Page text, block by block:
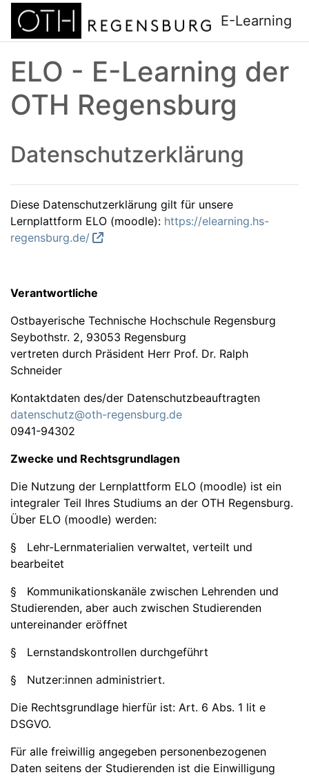
Zum Hauptinhalt
E-Learning
ELO - E-Learning der
OTH Regensburg
Datenschutzerklärung
Diese Datenschutzerklärung gilt für unsere
Lernplattform ELO (moodle): https://elearning.hs-
regensburg.de/
Verantwortliche
Ostbayerische Technische Hochschule Regensburg
Seybothstr. 2, 93053 Regensburg
vertreten durch Präsident Herr Prof. Dr. Ralph
Schneider
Kontaktdaten des/der Datenschutzbeauftragten
datenschutz@oth-regensburg.de
0941-94302
Zwecke und Rechtsgrundlagen
Die Nutzung der Lernplattform ELO (moodle) ist ein
integraler Teil Ihres Studiums an der OTH Regensburg.
Über ELO (moodle) werden:
§ Lehr-Lernmaterialien verwaltet, verteilt und
bearbeitet
§ Kommunikationskanäle zwischen Lehrenden und
Studierenden, aber auch zwischen Studierenden
untereinander eröffnet
§ Lernstandskontrollen durchgeführt
§ Nutzer:innen administriert.
Die Rechtsgrundlage hierfür ist: Art. 6 Abs. 1 lit e
DSGVO.
Für alle freiwillig angegeben personenbezogenen
Daten seitens der Studierenden ist die Einwilligung